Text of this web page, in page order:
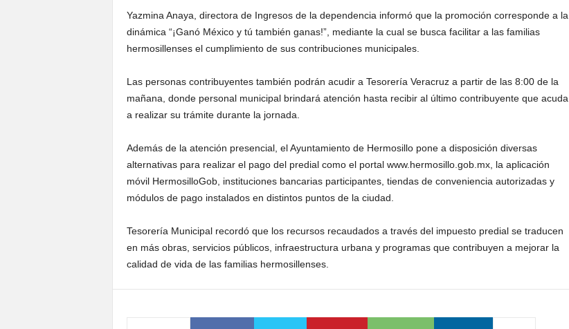
Yazmina Anaya, directora de Ingresos de la dependencia informó que la promoción corresponde a la
dinámica “¡Ganó México y tú también ganas!”, mediante la cual se busca facilitar a las familias
hermosillenses el cumplimiento de sus contribuciones municipales.
Las personas contribuyentes también podrán acudir a Tesorería Veracruz a partir de las 8:00 de la
mañana, donde personal municipal brindará atención hasta recibir al último contribuyente que acuda
a realizar su trámite durante la jornada.
Además de la atención presencial, el Ayuntamiento de Hermosillo pone a disposición diversas
alternativas para realizar el pago del predial como el portal www.hermosillo.gob.mx⁠, la aplicación
móvil HermosilloGob, instituciones bancarias participantes, tiendas de conveniencia autorizadas y
módulos de pago instalados en distintos puntos de la ciudad.
Tesorería Municipal recordó que los recursos recaudados a través del impuesto predial se traducen
en más obras, servicios públicos, infraestructura urbana y programas que contribuyen a mejorar la
calidad de vida de las familias hermosillenses.